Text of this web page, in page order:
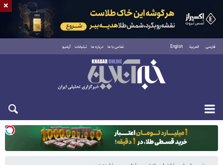
فارسی العربية English تماس با ما درباره ما تبلیغات آرشیو
دوشنبه ۱۹ مرداد ۱۴۰۵
×